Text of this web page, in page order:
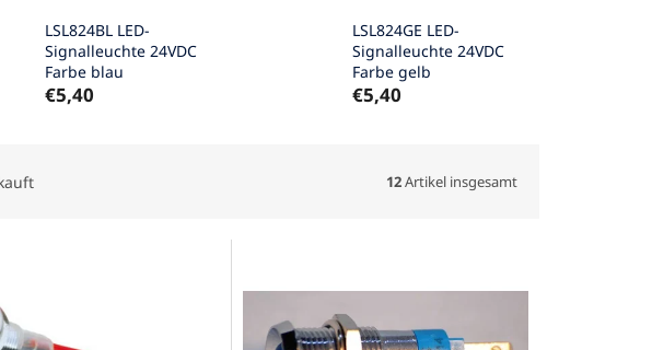
LSL824BL LED-
Signalleuchte 24VDC
Farbe blau
€5,40
LSL824GE LED-
Signalleuchte 24VDC
Farbe gelb
€5,40
12Artikel insgesamt